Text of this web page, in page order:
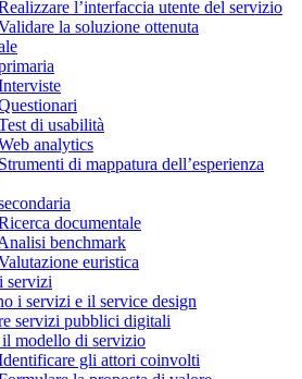
l’interfaccia utente del servizio
la soluzione ottenuta
di usabilità
analytics
di mappatura dell’esperienza
documentale
benchmark
euristica
servizi
i servizi e il service design
servizi pubblici digitali
modello di servizio
gli attori coinvolti